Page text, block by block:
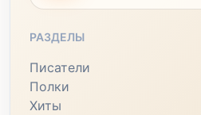
РАЗДЕЛЫ
Писатели
Полки
Хиты